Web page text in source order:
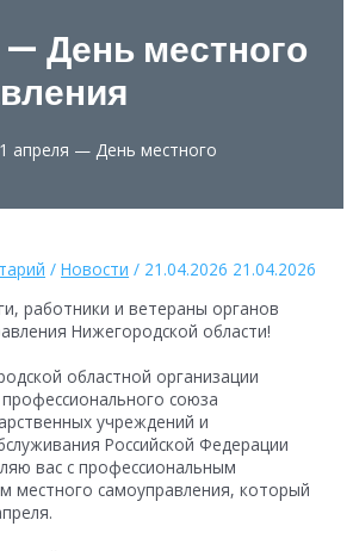
— День местного
апреля — День местного
/Новости / 21.04.2026 21.04.2026
работники и ветераны органов
Нижегородской области!
областной организации
союза
учреждений и
Российской Федерации
вас с профессиональным
местного самоуправления, который